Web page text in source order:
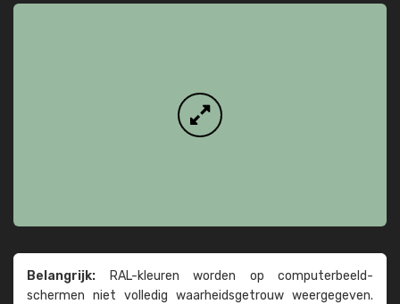
Belangrijk: RAL-kleuren worden op computer­beeld­
schermen niet volledig waarheids­­getrouw weer­gegeven.